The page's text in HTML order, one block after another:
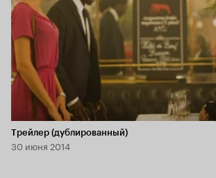
Длительность 2 мин
Трейлер (дублированный)
30 июня 2014